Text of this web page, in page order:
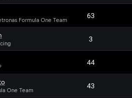
Formula One Team 63
3
44
One Team 43